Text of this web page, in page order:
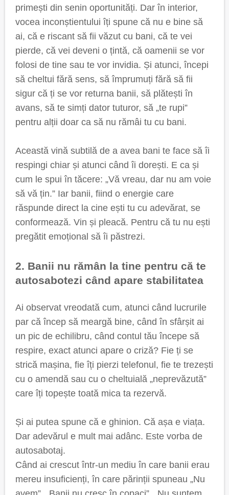
primești din senin oportunități. Dar în interior,
vocea inconștientului îți spune că nu e bine să
ai, că e riscant să fii văzut cu bani, că te vei
pierde, că vei deveni o țintă, că oamenii se vor
folosi de tine sau te vor invidia. Și atunci, începi
să cheltui fără sens, să împrumuți fără să fii
sigur că ți se vor returna banii, să plătești în
avans, să te simți dator tuturor, să „te rupi”
pentru alții doar ca să nu rămâi tu cu bani.
Această vină subtilă de a avea bani te face să îi
respingi chiar și atunci când îi dorești. E ca și
cum le spui în tăcere: „Vă vreau, dar nu am voie
să vă țin.” Iar banii, fiind o energie care
răspunde direct la cine ești tu cu adevărat, se
conformează. Vin și pleacă. Pentru că tu nu ești
pregătit emoțional să îi păstrezi.
2. Banii nu rămân la tine pentru că te
autosabotezi când apare stabilitatea
Ai observat vreodată cum, atunci când lucrurile
par că încep să meargă bine, când în sfârșit ai
un pic de echilibru, când contul tău începe să
respire, exact atunci apare o criză? Fie ți se
strică mașina, fie îți pierzi telefonul, fie te trezești
cu o amendă sau cu o cheltuială „neprevăzută”
care îți topește toată mica ta rezervă.
Și ai putea spune că e ghinion. Că așa e viața.
Dar adevărul e mult mai adânc. Este vorba de
autosabotaj.
Când ai crescut într-un mediu în care banii erau
mereu insuficienți, în care părinții spuneau „Nu